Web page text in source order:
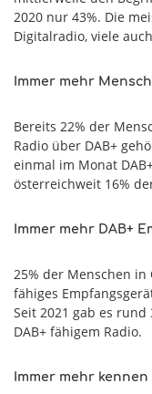
2020 nur 43%. Die
Digitalradio, viele
Immer mehr
Bereits 22% der
Radio über DAB+
einmal im Monat
österreichweit 16%
Immer mehr DAB+
25% der Menschen
fähiges
Seit 2021 gab es rund
DAB+ fähigem Radio.
Immer mehr kennen